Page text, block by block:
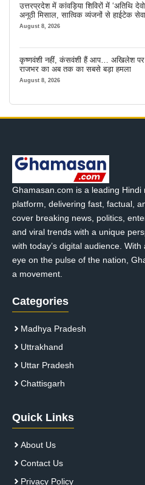
उत्तरप्रदेश में कांवड़िया शिविरों में ‘अतिथि
अनूठी मिसाल, सात्विक व्यंजनों से हाईटेक
इंतजाम
August 8, 2026
कृष्णवंशी नहीं, कंसवंशी हैं आप… अखिलेश
राजभर का अब तक का सबसे बड़ा हमला
August 8, 2026
Ghamasan.com is a leading
platform, delivering fast, factual,
cover breaking news, politics,
and viral trends with a unique
with today’s digital audience.
eye on the pulse of the nation,
a movement.
Categories
Madhya Pradesh
Uttrakhand
Uttar Pradesh
Chattisgarh
Quick Links
About Us
Contact Us
Privacy Policy